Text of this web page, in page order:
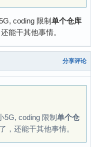
coding 限制 单个仓库
能干其他事情。
分享评论
5G, coding 限制 单个仓
，还能干其他事情。